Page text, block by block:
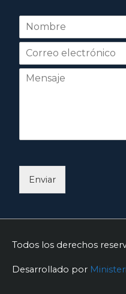
N
m
r
Nombre
Enviar
Todos los derechos
Desarrollado por